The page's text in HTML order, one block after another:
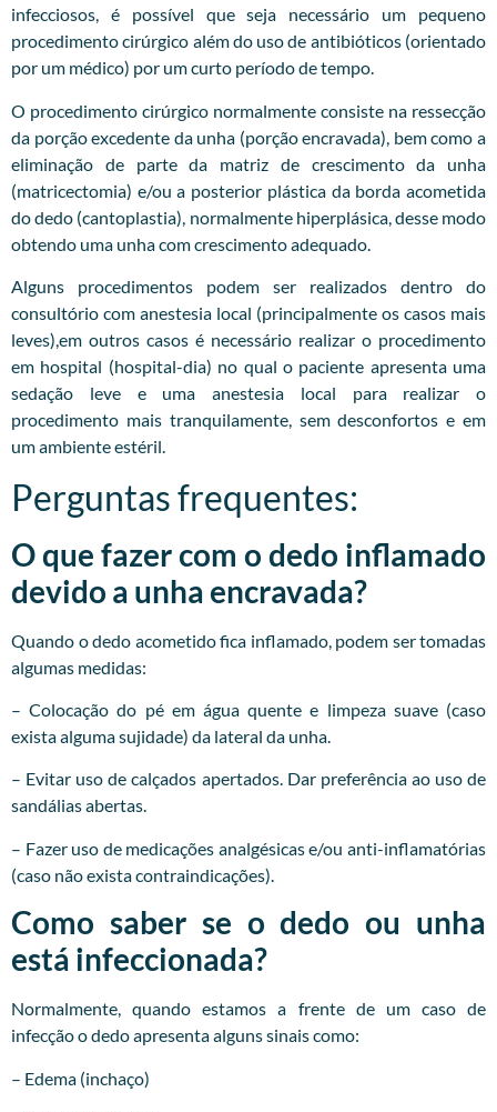
infecciosos, é possível que seja necessário um pequeno
procedimento cirúrgico além do uso de antibióticos (orientado
por um médico) por um curto período de tempo.
O procedimento cirúrgico normalmente consiste na ressecção
da porção excedente da unha (porção encravada), bem como a
eliminação de parte da matriz de crescimento da unha
(matricectomia) e/ou a posterior plástica da borda acometida
do dedo (cantoplastia), normalmente hiperplásica, desse modo
obtendo uma unha com crescimento adequado.
Alguns procedimentos podem ser realizados dentro do
consultório com anestesia local (principalmente os casos mais
leves),em outros casos é necessário realizar o procedimento
em hospital (hospital-dia) no qual o paciente apresenta uma
sedação leve e uma anestesia local para realizar o
procedimento mais tranquilamente, sem desconfortos e em
um ambiente estéril.
Perguntas frequentes:
O que fazer com o dedo inflamado
devido a unha encravada?
Quando o dedo acometido fica inflamado, podem ser tomadas
algumas medidas:
– Colocação do pé em água quente e limpeza suave (caso
exista alguma sujidade) da lateral da unha.
– Evitar uso de calçados apertados. Dar preferência ao uso de
sandálias abertas.
– Fazer uso de medicações analgésicas e/ou anti-inflamatórias
(caso não exista contraindicações).
Como saber se o dedo ou unha
está infeccionada?
Normalmente, quando estamos a frente de um caso de
infecção o dedo apresenta alguns sinais como:
– Edema (inchaço)